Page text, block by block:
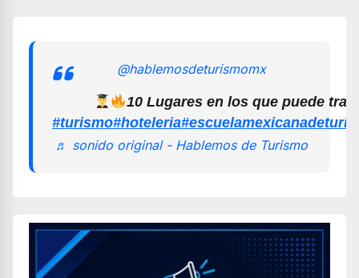
@hablemosdeturismomx
10 Lugares en los que puede
#turismo#hoteleria
♬ sonido original - Hablemos de Turismo